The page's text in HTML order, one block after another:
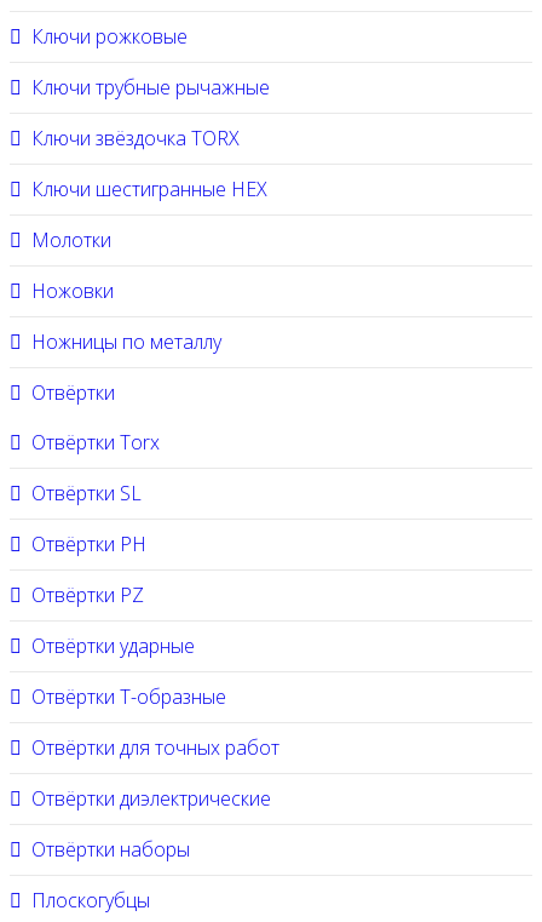
Ключи рожковые
Ключи трубные рычажные
Ключи звёздочка TORX
Ключи шестигранные HEX
Молотки
Ножовки
Ножницы по металлу
Отвёртки
Отвёртки Torx
Отвёртки SL
Отвёртки PH
Отвёртки PZ
Отвёртки ударные
Отвёртки Т-образные
Отвёртки для точных работ
Отвёртки диэлектрические
Отвёртки наборы
Плоскогубцы